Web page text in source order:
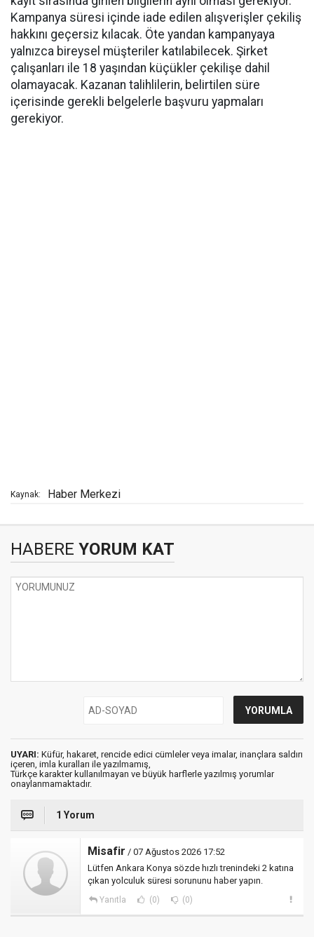
Kampanya süresi içinde iade edilen alışverişler çekiliş
hakkını geçersiz kılacak. Öte yandan kampanyaya
yalnızca bireysel müşteriler katılabilecek. Şirket
çalışanları ile 18 yaşından küçükler çekilişe dahil
olamayacak. Kazanan talihlilerin, belirtilen süre
içerisinde gerekli belgelerle başvuru yapmaları
gerekiyor.
Kaynak: Haber Merkezi
HABERE YORUM KAT
UYARI: Küfür, hakaret, rencide edici cümleler veya imalar, inançlara saldırı
içeren, imla kuralları ile yazılmamış,
Türkçe karakter kullanılmayan ve büyük harflerle yazılmış yorumlar
onaylanmamaktadır.
1 Yorum
Misafir / 07 Ağustos 2026 17:52
Lütfen Ankara Konya sözde hızlı trenindeki 2 katına
çıkan yolculuk süresi sorununu haber yapın.
Yanıtla (0) (0)